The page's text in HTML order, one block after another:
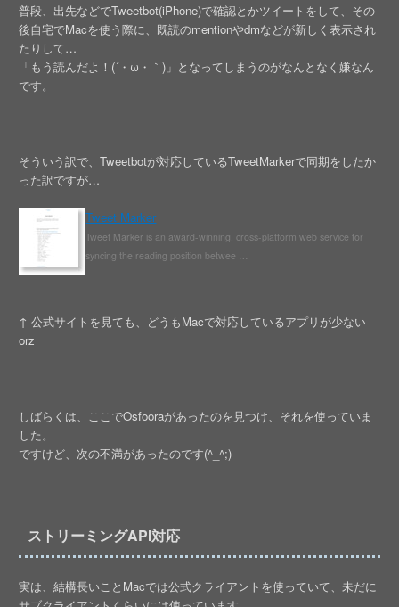
普段、出先などでTweetbot(iPhone)で確認とかツイートをして、その
後自宅でMacを使う際に、既読のmentionやdmなどが新しく表示され
たりして…
「もう読んだよ！(´・ω・｀)」となってしまうのがなんとなく嫌なん
です。
そういう訳で、Tweetbotが対応しているTweetMarkerで同期をしたか
った訳ですが…
Tweet Marker
Tweet Marker is an award-winning, cross-platform web service for
syncing the reading position betwee …
↑ 公式サイトを見ても、どうもMacで対応しているアプリが少ない
orz
しばらくは、ここでOsfooraがあったのを見つけ、それを使っていま
した。
ですけど、次の不満があったのです(^_^;)
ストリーミングAPI対応
実は、結構長いことMacでは公式クライアントを使っていて、未だに